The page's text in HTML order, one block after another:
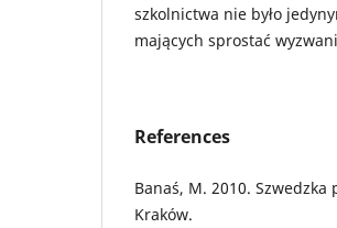
szkolnictwa nie było
mających sprostać
References
Banaś, M. 2010.
Kraków.